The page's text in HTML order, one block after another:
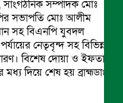
সম্পাদক মোঃ
সভাপতি মোঃ আলীম
সহ বিএনপি যুবদল
নেতৃবৃন্দ সহ বিভিন্ন
বিশেষ দোয়া ও ইফতার
দিয়ে শেষ হয় ব্রাহ্মডাংগা